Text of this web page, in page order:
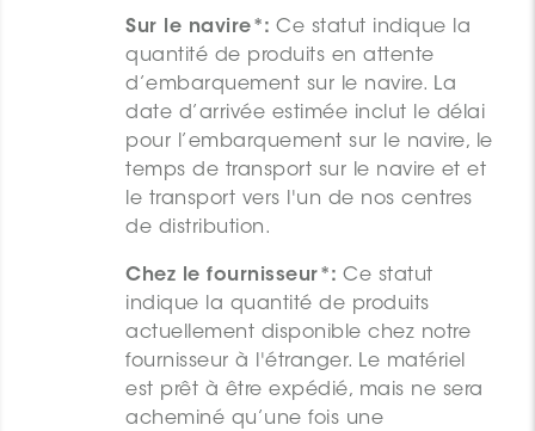
Sur le navire*: Ce statut indique la
quantité de produits en attente
d’embarquement sur le navire. La
date d’arrivée estimée inclut le délai
pour l’embarquement sur le navire, le
temps de transport sur le navire et et
le transport vers l'un de nos centres
de distribution.
Chez le fournisseur*: Ce statut
indique la quantité de produits
actuellement disponible chez notre
fournisseur à l'étranger. Le matériel
est prêt à être expédié, mais ne sera
acheminé qu’une fois une